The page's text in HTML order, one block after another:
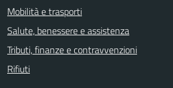
Mobilità e trasporti
Salute, benessere e assistenza
Tributi, finanze e contravvenzioni
Rifiuti